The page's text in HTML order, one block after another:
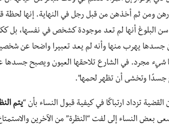
ومن ثم أخذهن من قبل رجل في النهاية. إنها لحظة
البلوغ أنها لم تعد موجودة كشخص في نفسها، بل
أن جسدها يهرب منها وأنه لم يعد تعبيرا واضحا عن
شيء مجرد. في الشارع تلاحقها العيون ويصبح جسدها
جسدًا وتخشى أن تظهر لحمها”.
تزداد ارتباكًا في كيفية قبول النساء بأن “يتم
بعض النساء إلى لفت “النظرة” من الآخرين